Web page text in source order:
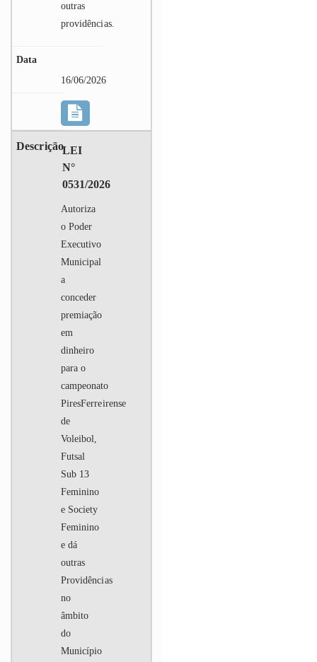
outras
providências.
16/06/2026
LEI
N°
0531/2026
Autoriza
o Poder
Executivo
Municipal
a
conceder
premiação
em
dinheiro
para o
campeonato
PiresFerreirense
de
Voleibol,
Futsal
Sub 13
Feminino
e Society
Feminino
e dá
outras
Providências
no
âmbito
do
Município